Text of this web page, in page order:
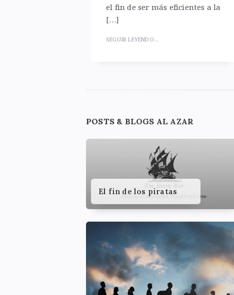
el fin de ser más eficientes a la
[…]
SEGUIR LEYENDO...
POSTS & BLOGS AL AZAR
El fin de los piratas